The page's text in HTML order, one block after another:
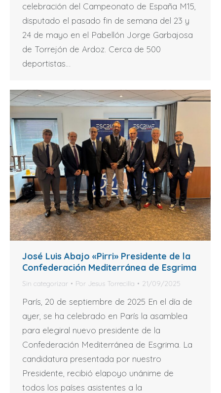
celebración del Campeonato de España M15,
disputado el pasado fin de semana del 23 y
24 de mayo en el Pabellón Jorge Garbajosa
de Torrejón de Ardoz. Cerca de 500
deportistas…
José Luis Abajo «Pirri» Presidente de la
Confederación Mediterránea de Esgrima
Sin categorizar Por Jesus Torrecilla 21/09/2025
París, 20 de septiembre de 2025 En el día de
ayer, se ha celebrado en París la asamblea
para elegiral nuevo presidente de la
Confederación Mediterránea de Esgrima. La
candidatura presentada por nuestro
Presidente, recibió elapoyo unánime de
todos los países asistentes a la